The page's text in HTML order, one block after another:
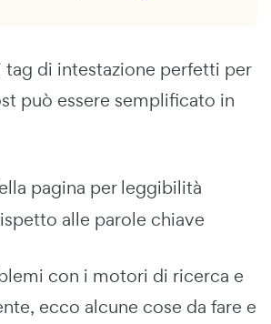
tag di intestazione perfetti per
può essere semplificato in
pagina per leggibilità
alle parole chiave
con i motori di ricerca e
ecco alcune cose da fare e